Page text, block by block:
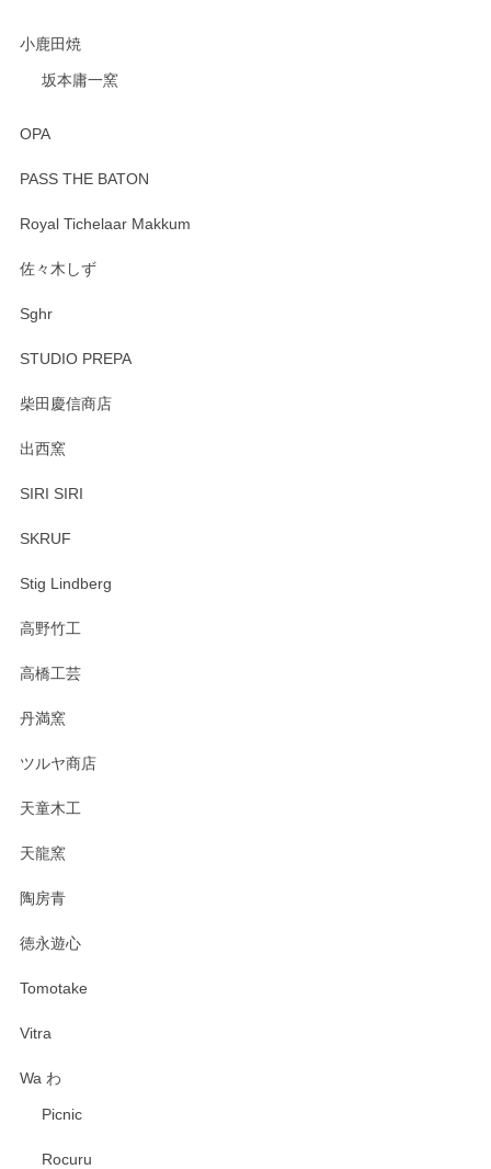
小鹿田焼
坂本庸一窯
OPA
PASS THE BATON
Royal Tichelaar Makkum
佐々木しず
Sghr
STUDIO PREPA
柴田慶信商店
出西窯
SIRI SIRI
SKRUF
Stig Lindberg
高野竹工
高橋工芸
丹満窯
ツルヤ商店
天童木工
天龍窯
陶房青
徳永遊心
Tomotake
Vitra
Wa わ
Picnic
Rocuru